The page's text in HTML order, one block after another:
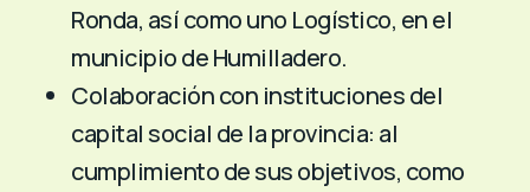
Ronda, así como uno Logístico, en el
municipio de Humilladero.
Colaboración con instituciones del
capital social de la provincia: al
cumplimiento de sus objetivos, como